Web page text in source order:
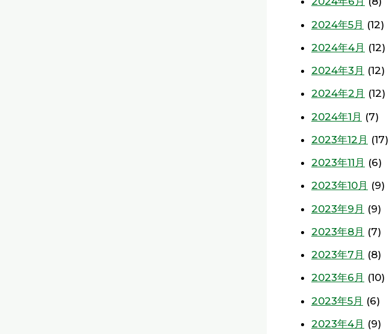
2024年5月 (12)
2024年4月 (12)
2024年3月 (12)
2024年2月 (12)
2024年1月 (7)
2023年12月 (17)
2023年11月 (6)
2023年10月 (9)
2023年9月 (9)
2023年8月 (7)
2023年7月 (8)
2023年6月 (10)
2023年5月 (6)
2023年4月 (9)